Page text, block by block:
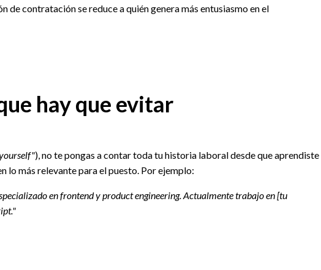
de contratación se reduce a quién genera más entusiasmo en el
hay que evitar
), no te pongas a contar toda tu historia laboral desde que aprendiste
lo más relevante para el puesto. Por ejemplo:
en frontend y product engineering. Actualmente trabajo en [tu